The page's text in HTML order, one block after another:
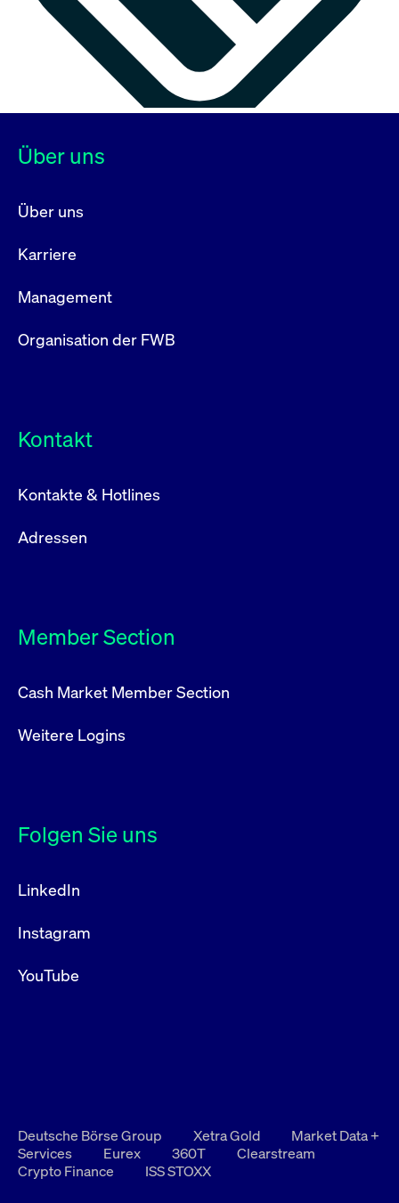
Über uns
Über uns
Karriere
Management
Organisation der FWB
Kontakt
Kontakte & Hotlines
Adressen
Member Section
Cash Market Member Section
Weitere Logins
Folgen Sie uns
LinkedIn
Instagram
YouTube
Deutsche Börse Group Xetra Gold
Market Data +
Services
Eurex 360T
Clearstream
Crypto Finance
ISS STOXX